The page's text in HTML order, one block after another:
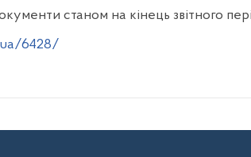
станом на кінець звітного
6428/